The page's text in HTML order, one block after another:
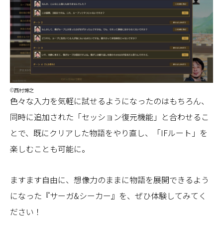
©西村博之
色々な入力を気軽に試せるようになったのはもちろん、
同時に追加された「セッション復元機能」と合わせるこ
とで、既にクリアした物語をやり直し、「IFルート」を
楽しむことも可能に。
ますます自由に、想像力のままに物語を展開できるよう
になった『サーガ&シーカー』を、ぜひ体験してみてく
ださい！